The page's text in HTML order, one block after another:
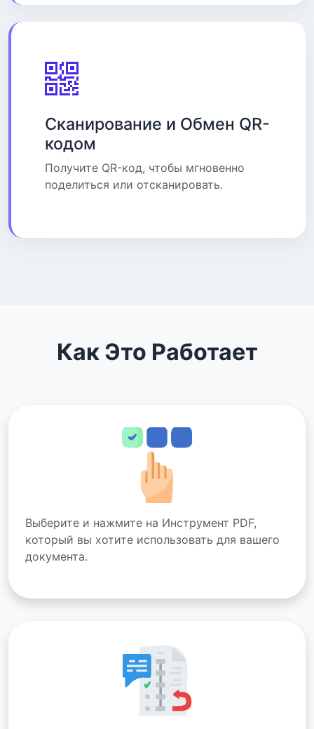
Сканирование и Обмен QR-
кодом
Получите QR-код, чтобы мгновенно
поделиться или отсканировать.
Как Это Работает
Выберите и нажмите на Инструмент PDF,
который вы хотите использовать для вашего
документа.